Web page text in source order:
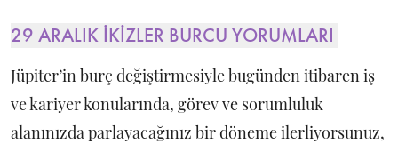
29 ARALIK İKİZLER BURCU YORUMLARI
Jüpiter’in burç değiştirmesiyle bugünden itibaren iş
ve kariyer konularında, görev ve sorumluluk
alanınızda parlayacağınız bir döneme ilerliyorsunuz,